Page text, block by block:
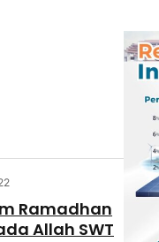
Ramadhan
Allah SWT